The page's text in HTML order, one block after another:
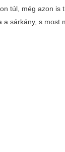
túl, még azon
sárkány, s